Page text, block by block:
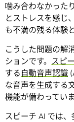
噛み合わなかった
とストレスを感じ
も不満の残る体験
こうした問題の解
ションです。 スピ
する 自動音声認識
な音声を生成する
機能が備わっていま
スピーチ AI では